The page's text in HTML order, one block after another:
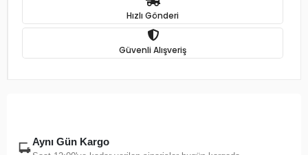
Hızlı Gönderi
Güvenli Alışveriş
Aynı Gün Kargo